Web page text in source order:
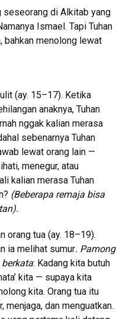
seseorang di Alkitab yang
Ismael. Tapi Tuhan
bahkan menolong lewat
(ay. 15–17). Ketika
anaknya, Tuhan
nggak kalian merasa
sebenarnya Tuhan
lewat orang lain —
menegur, atau
kalian merasa Tuhan
(Beberapa remaja bisa
orang tua (ay. 18–19).
ia melihat sumur. Pamong
: Kadang kita butuh
kita — supaya kita
kita. Orang tua itu
dan menguatkan.